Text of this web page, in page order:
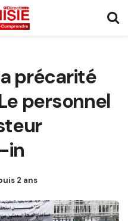
précarité
personnel
in
2 ans